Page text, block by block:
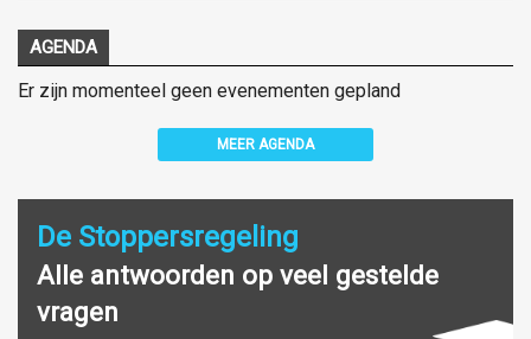
AGENDA
Er zijn momenteel geen evenementen gepland
MEER AGENDA
De Stoppersregeling
Alle antwoorden op veel gestelde
vragen